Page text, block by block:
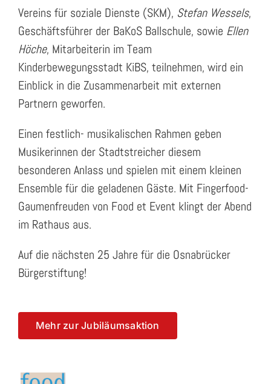
Vereins für soziale Dienste (SKM), Stefan Wessels,
Geschäftsführer der BaKoS Ballschule, sowie Ellen
Höche, Mitarbeiterin im Team
Kinderbewegungsstadt KiBS, teilnehmen, wird ein
Einblick in die Zusammenarbeit mit externen
Partnern geworfen.
Einen festlich- musikalischen Rahmen geben
Musikerinnen der Stadtstreicher diesem
besonderen Anlass und spielen mit einem kleinen
Ensemble für die geladenen Gäste. Mit Fingerfood-
Gaumenfreuden von Food et Event klingt der Abend
im Rathaus aus.
Auf die nächsten 25 Jahre für die Osnabrücker
Bürgerstiftung!
Mehr zur Jubiläumsaktion